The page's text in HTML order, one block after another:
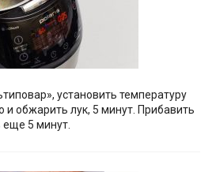
установить температуру
и обжарить лук, 5 минут. Прибавить
5 минут.